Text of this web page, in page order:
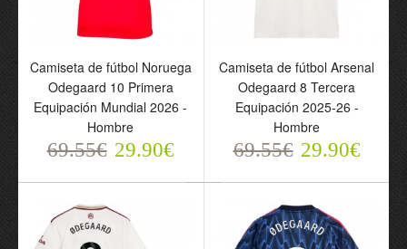
Camiseta de fútbol
Noruega Odegaard 10
Primera Equipación
Mundial 2026 - Hombre
69.55€ 29.90€
Camiseta de fútbol
Arsenal Odegaard 8
Tercera Equipación 2025-
26 - Hombre
69.55€ 29.90€
Camiseta de fútbol Noruega
Odegaard 10 Primera
Equipación Mundial 2026 -
Hombre
69.55€ 29.90€
Camiseta de fútbol Arsenal
Odegaard 8 Tercera
Equipación 2025-26 -
Hombre
69.55€ 29.90€